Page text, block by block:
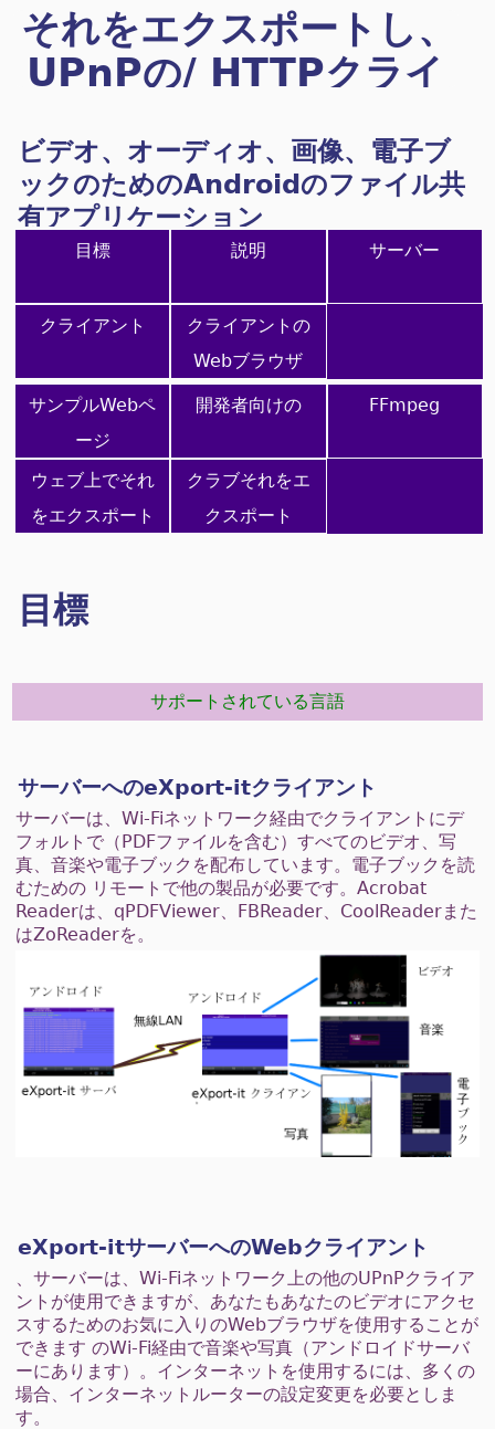
それをエクスポートし、
UPnPの/ HTTPクライ
ビデオ、オーディオ、画像、電子ブ
ックのためのAndroidのファイル共
有アプリケーション
目標 説明 サーバー
クライアント
クライアントの
Webブラウザ
サンプルWebペ
ージ
開発者向けの FFmpeg
ウェブ上でそれ
をエクスポート
クラブそれをエ
クスポート
目標
サポートされている言語
サーバーへのeXport-itクライアント
サーバーは、Wi-Fiネットワーク経由でクライアントにデ
フォルトで（PDFファイルを含む）すべてのビデオ、写
真、音楽や電子ブックを配布しています。電子ブックを読
むための リモートで他の製品が必要です。Acrobat
Readerは、qPDFViewer、FBReader、CoolReaderまた
はZoReaderを。
eXport-itサーバーへのWebクライアント
、サーバーは、Wi-Fiネットワーク上の他のUPnPクライア
ントが使用できますが、あなたもあなたのビデオにアクセ
スするためのお気に入りのWebブラウザを使用することが
できます のWi-Fi経由で音楽や写真（アンドロイドサーバ
ーにあります）。インターネットを使用するには、多くの
場合、インターネットルーターの設定変更を必要としま
す。